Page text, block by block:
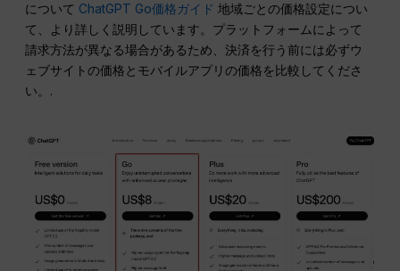
について ChatGPT Go価格ガイド 地域ごとの価格設定につい
て、より詳しく説明しています。プラットフォームによって
請求方法が異なる場合があるため、決済を行う前には必ずウ
ェブサイトの価格とモバイルアプリの価格を比較してくださ
い。.